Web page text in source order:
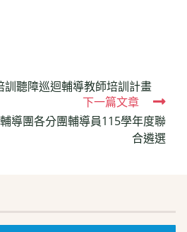
聽障巡迴輔導教師培訓計畫
下一篇文章
導團各分團輔導員115學年度聯
合遴選